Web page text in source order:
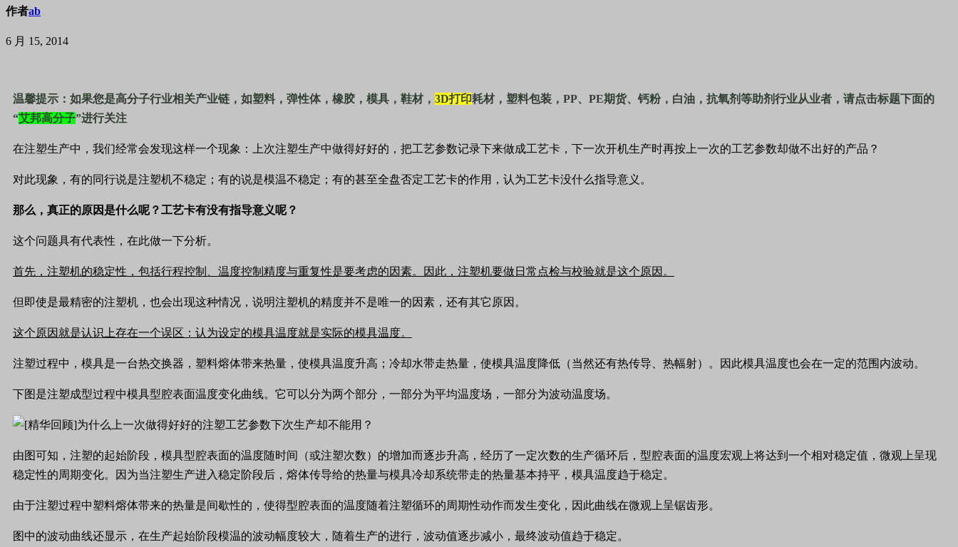
作者ab
6 月 15, 2014
温馨提示：如果您是高分子行业相关产业链，如塑料，弹性体，橡胶，模具，鞋材， 3D打印耗材，塑料包装， PP、 PE期货、钙粉，白油，抗氧剂等助剂行业从业者，请点击标题下面的
“艾邦高分子”进行关注
在注塑生产中，我们经常会发现这样一个现象：上次注塑生产中做得好好的，把工艺参数记录下来做成工艺卡，下一次开机生产时再按上一次的工艺参数却做不出好的产品？
对此现象，有的同行说是注塑机不稳定；有的说是模温不稳定；有的甚至全盘否定工艺卡的作用，认为工艺卡没什么指导意义。
那么，真正的原因是什么呢？工艺卡有没有指导意义呢？
这个问题具有代表性，在此做一下分析。
首先，注塑机的稳定性，包括行程控制、温度控制精度与重复性是要考虑的因素。因此，注塑机要做日常点检与校验就是这个原因。
但即使是最精密的注塑机，也会出现这种情况，说明注塑机的精度并不是唯一的因素，还有其它原因。
这个原因就是认识上存在一个误区：认为设定的模具温度就是实际的模具温度。
注塑过程中，模具是一台热交换器，塑料熔体带来热量，使模具温度升高；冷却水带走热量，使模具温度降低（当然还有热传导、热幅射）。因此模具温度也会在一定的范围内波动。
下图是注塑成型过程中模具型腔表面温度变化曲线。它可以分为两个部分，一部分为平均温度场，一部分为波动温度场。
由图可知，注塑的起始阶段，模具型腔表面的温度随时间（或注塑次数）的增加而逐步升高，经历了一定次数的生产循环后，型腔表面的温度宏观上将达到一个相对稳定值，微观上呈现
稳定性的周期变化。因为当注塑生产进入稳定阶段后，熔体传导给的热量与模具冷却系统带走的热量基本持平，模具温度趋于稳定。
由于注塑过程中塑料熔体带来的热量是间歇性的，使得型腔表面的温度随着注塑循环的周期性动作而发生变化，因此曲线在微观上呈锯齿形。
图中的波动曲线还显示，在生产起始阶段模温的波动幅度较大，随着生产的进行，波动值逐步减小，最终波动值趋于稳定。